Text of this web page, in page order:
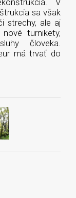
sa však
strechy, ale aj
turnikety,
človeka.
má trvať do